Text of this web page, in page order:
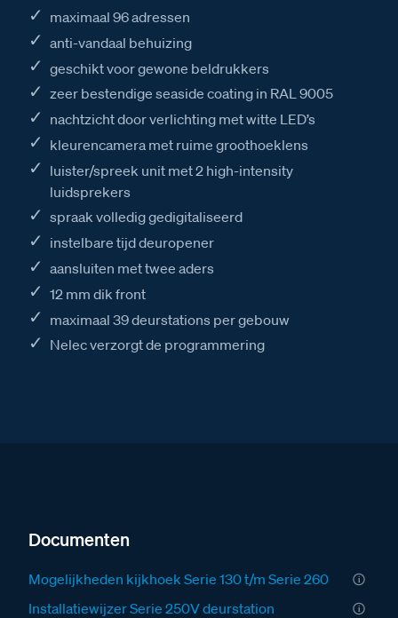
maximaal 96 adressen
anti-vandaal behuizing
geschikt voor gewone beldrukkers
zeer bestendige seaside coating in RAL 9005
nachtzicht door verlichting met witte LED’s
kleurencamera met ruime groothoeklens
luister/spreek unit met 2 high-intensity
luidsprekers
spraak volledig gedigitaliseerd
instelbare tijd deuropener
aansluiten met twee aders
12 mm dik front
maximaal 39 deurstations per gebouw
Nelec verzorgt de programmering
Documenten
Mogelijkheden kijkhoek Serie 130 t/m Serie 260
Installatiewijzer Serie 250V deurstation